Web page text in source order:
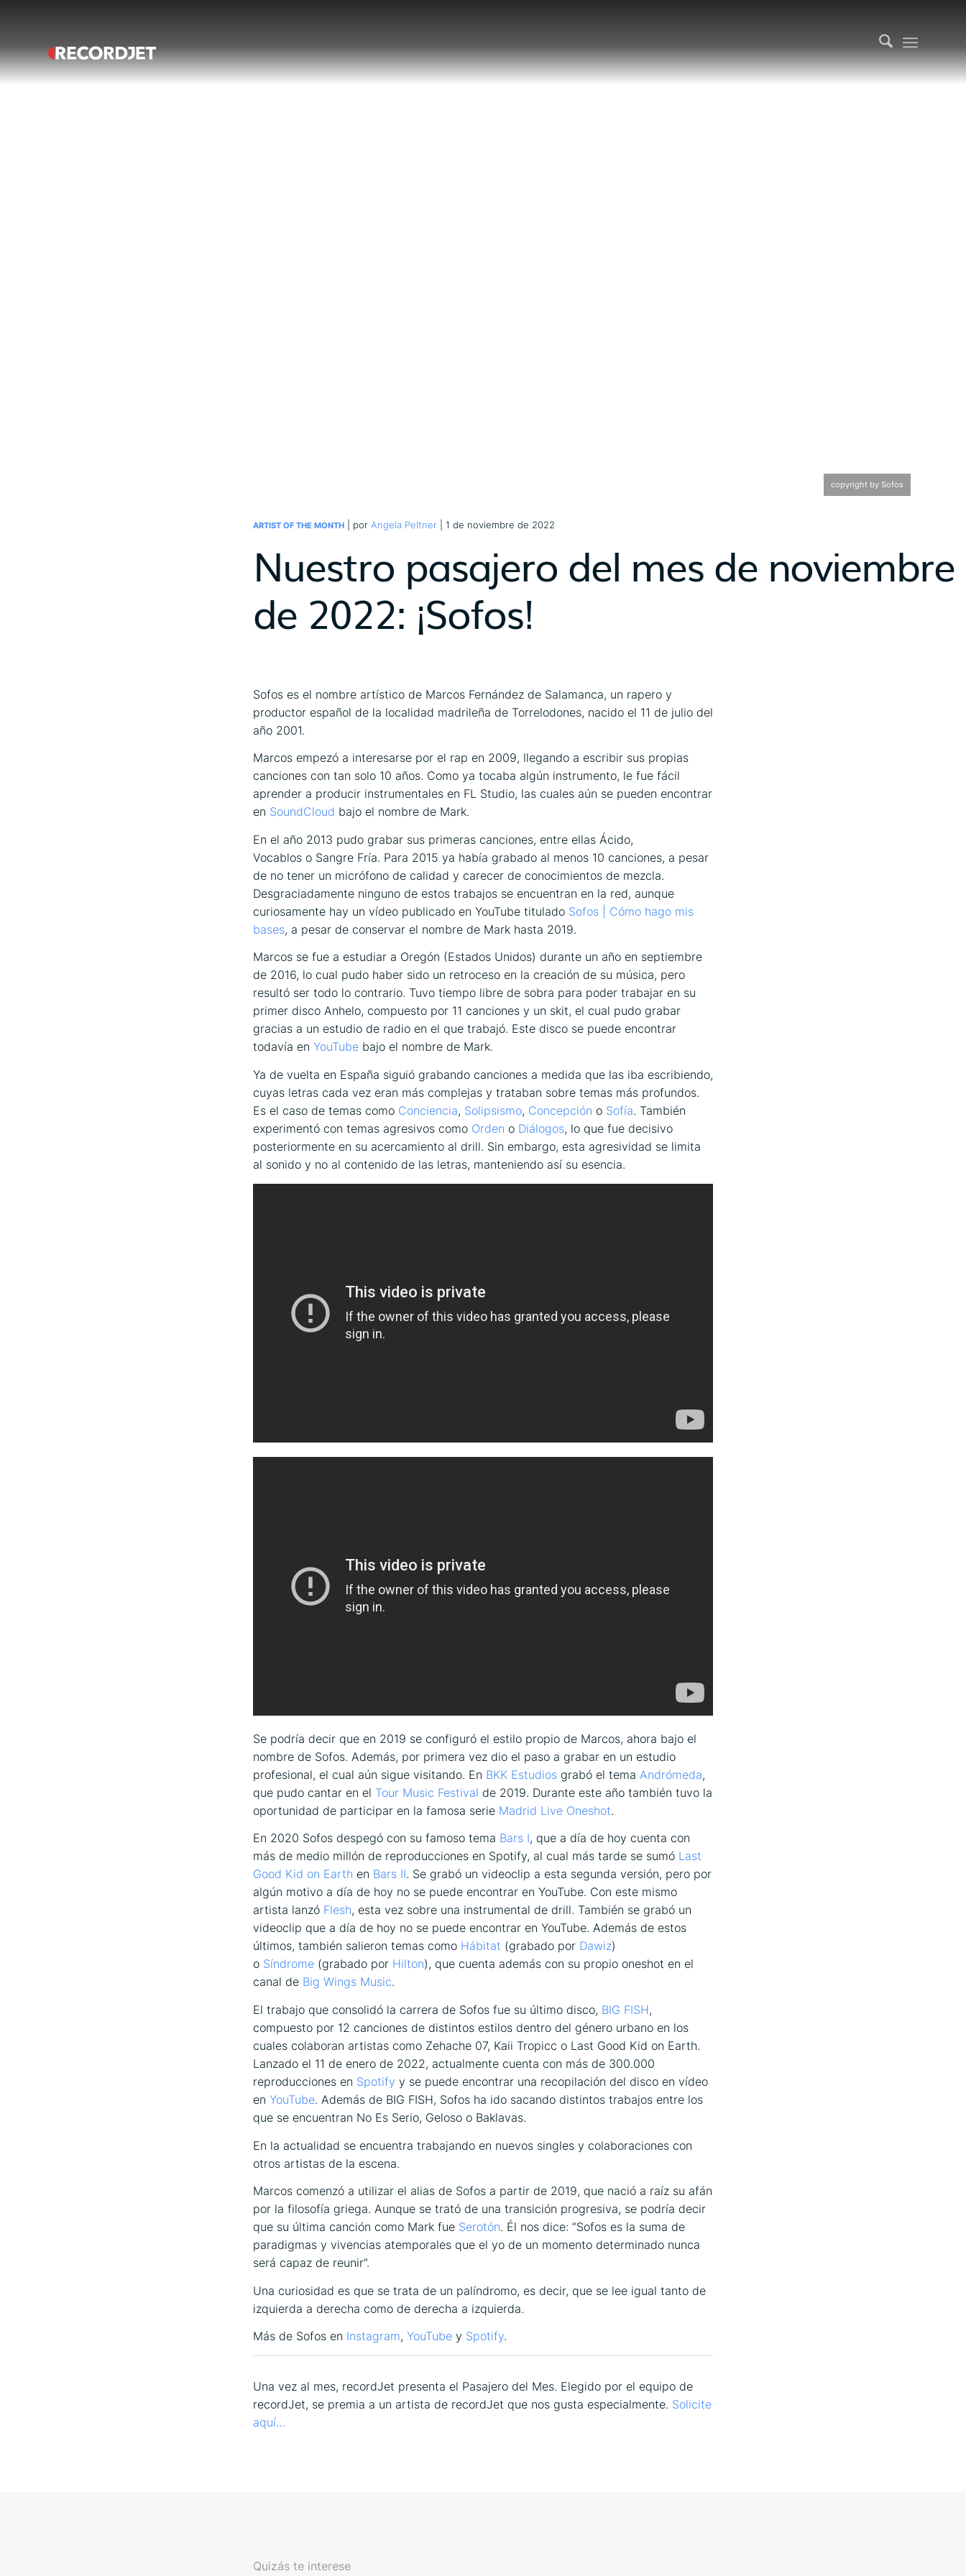
copyright by Sofos
ARTIST OF THE MONTH | por Angela Peltner | 1 de noviembre de 2022
Nuestro pasajero del mes de noviembre
de 2022: ¡Sofos!
Sofos es el nombre artístico de Marcos Fernández de Salamanca, un rapero y
productor español de la localidad madrileña de Torrelodones, nacido el 11 de julio del
año 2001.
Marcos empezó a interesarse por el rap en 2009, llegando a escribir sus propias
canciones con tan solo 10 años. Como ya tocaba algún instrumento, le fue fácil
aprender a producir instrumentales en FL Studio, las cuales aún se pueden encontrar
en SoundCloud bajo el nombre de Mark.
En el año 2013 pudo grabar sus primeras canciones, entre ellas Ácido,
Vocablos o Sangre Fría. Para 2015 ya había grabado al menos 10 canciones, a pesar
de no tener un micrófono de calidad y carecer de conocimientos de mezcla.
Desgraciadamente ninguno de estos trabajos se encuentran en la red, aunque
curiosamente hay un vídeo publicado en YouTube titulado Sofos | Cómo hago mis
bases, a pesar de conservar el nombre de Mark hasta 2019.
Marcos se fue a estudiar a Oregón (Estados Unidos) durante un año en septiembre
de 2016, lo cual pudo haber sido un retroceso en la creación de su música, pero
resultó ser todo lo contrario. Tuvo tiempo libre de sobra para poder trabajar en su
primer disco Anhelo, compuesto por 11 canciones y un skit, el cual pudo grabar
gracias a un estudio de radio en el que trabajó. Este disco se puede encontrar
todavía en YouTube bajo el nombre de Mark.
Ya de vuelta en España siguió grabando canciones a medida que las iba escribiendo,
cuyas letras cada vez eran más complejas y trataban sobre temas más profundos.
Es el caso de temas como Conciencia, Solipsismo, Concepción o Sofía. También
experimentó con temas agresivos como Orden o Diálogos, lo que fue decisivo
posteriormente en su acercamiento al drill. Sin embargo, esta agresividad se limita
al sonido y no al contenido de las letras, manteniendo así su esencia.
Se podría decir que en 2019 se configuró el estilo propio de Marcos, ahora bajo el
nombre de Sofos. Además, por primera vez dio el paso a grabar en un estudio
profesional, el cual aún sigue visitando. En BKK Estudios grabó el tema Andrómeda,
que pudo cantar en el Tour Music Festival de 2019. Durante este año también tuvo la
oportunidad de participar en la famosa serie Madrid Live Oneshot.
En 2020 Sofos despegó con su famoso tema Bars I, que a día de hoy cuenta con
más de medio millón de reproducciones en Spotify, al cual más tarde se sumó Last
Good Kid on Earth en Bars II. Se grabó un videoclip a esta segunda versión, pero por
algún motivo a día de hoy no se puede encontrar en YouTube. Con este mismo
artista lanzó Flesh, esta vez sobre una instrumental de drill. También se grabó un
videoclip que a día de hoy no se puede encontrar en YouTube. Además de estos
últimos, también salieron temas como Hábitat (grabado por Dawiz)
o Síndrome (grabado por Hilton), que cuenta además con su propio oneshot en el
canal de Big Wings Music.
El trabajo que consolidó la carrera de Sofos fue su último disco, BIG FISH,
compuesto por 12 canciones de distintos estilos dentro del género urbano en los
cuales colaboran artistas como Zehache 07, Kaii Tropicc o Last Good Kid on Earth.
Lanzado el 11 de enero de 2022, actualmente cuenta con más de 300.000
reproducciones en Spotify y se puede encontrar una recopilación del disco en vídeo
en YouTube. Además de BIG FISH, Sofos ha ido sacando distintos trabajos entre los
que se encuentran No Es Serio, Geloso o Baklavas.
En la actualidad se encuentra trabajando en nuevos singles y colaboraciones con
otros artistas de la escena.
Marcos comenzó a utilizar el alias de Sofos a partir de 2019, que nació a raíz su afán
por la filosofía griega. Aunque se trató de una transición progresiva, se podría decir
que su última canción como Mark fue Serotón. Él nos dice: “Sofos es la suma de
paradigmas y vivencias atemporales que el yo de un momento determinado nunca
será capaz de reunir”.
Una curiosidad es que se trata de un palíndromo, es decir, que se lee igual tanto de
izquierda a derecha como de derecha a izquierda.
Más de Sofos en Instagram, YouTube y Spotify.
Una vez al mes, recordJet presenta el Pasajero del Mes. Elegido por el equipo de
recordJet, se premia a un artista de recordJet que nos gusta especialmente. Solicite
aquí…
Quizás te interese